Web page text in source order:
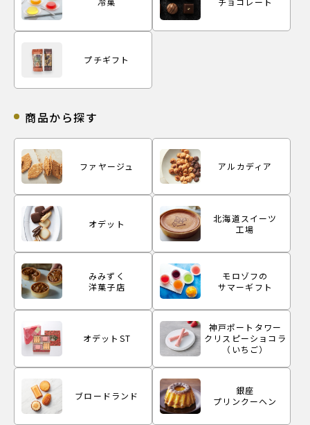
プチギフト
商品から探す
ファヤージュ アルカディア
オデット
北海道スイーツ
工場
みみずく
洋菓子店
モロゾフの
サマーギフト
オデットST
神戸ポートタワー
クリスピーショコラ
（いちご）
ブロードランド
銀座
プリンクーヘン